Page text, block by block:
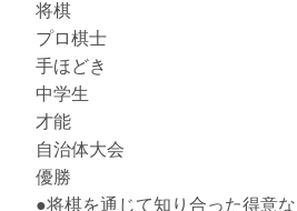
将棋
プロ棋士
手ほどき
中学生
才能
自治体大会
優勝
●将棋を通じて知り合った得意